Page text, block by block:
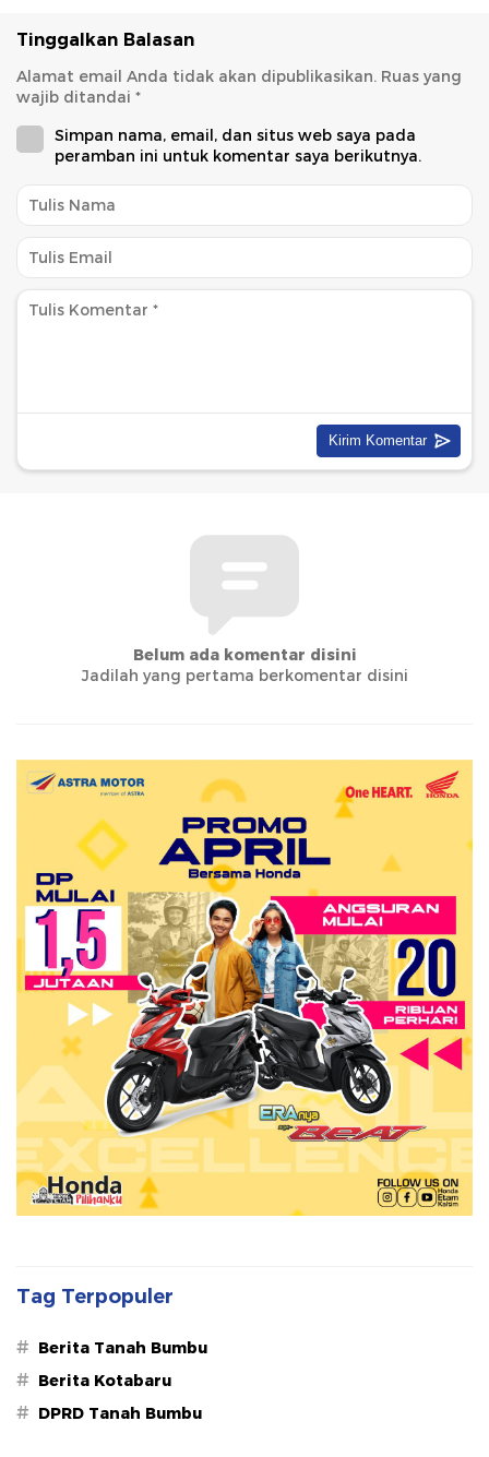
Tinggalkan Balasan
Alamat email Anda tidak akan dipublikasikan. Ruas yang
wajib ditandai *
Simpan nama, email, dan situs web saya pada
peramban ini untuk komentar saya berikutnya.
Belum ada komentar disini
Jadilah yang pertama berkomentar disini
Tag Terpopuler
# Berita Tanah Bumbu
# Berita Kotabaru
# DPRD Tanah Bumbu